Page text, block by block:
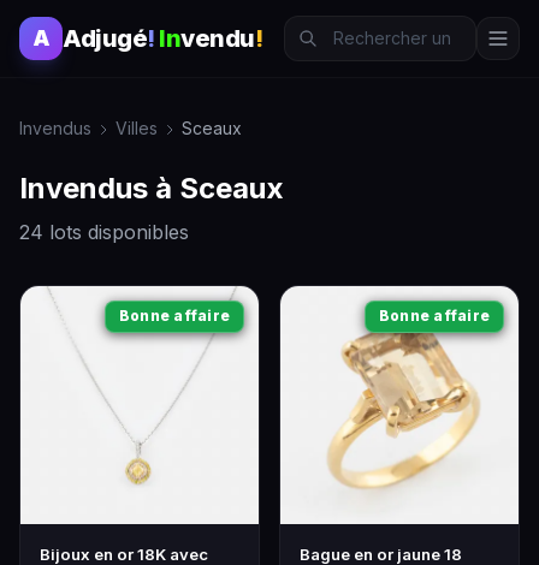
A Adjugé! Invendu!
Invendus Villes Sceaux
Invendus à Sceaux
24 lots disponibles
Bonne affaire
Bijoux en or 18K avec
Bonne affaire
Bague en or jaune 18